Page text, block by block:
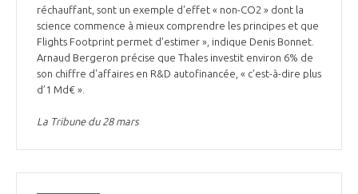
réchauffant, sont un exemple d'effet « non-CO2 » dont la
science commence à mieux comprendre les principes et que
Flights Footprint permet d'estimer », indique Denis Bonnet.
Arnaud Bergeron précise que Thales investit environ 6% de
son chiffre d'affaires en R&D autofinancée, « c'est-à-dire plus
d’1 Md€ ».
La Tribune du 28 mars